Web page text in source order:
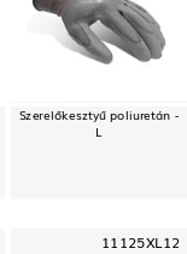
Szerelőkesztyű poliuretán -
L
11125XL12